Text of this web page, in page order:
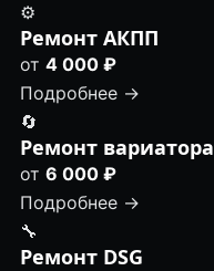
⚙️
Ремонт АКПП
от 4 000 ₽
Подробнее →
🔄
Ремонт вариатора
от 6 000 ₽
Подробнее →
🔧
Ремонт DSG